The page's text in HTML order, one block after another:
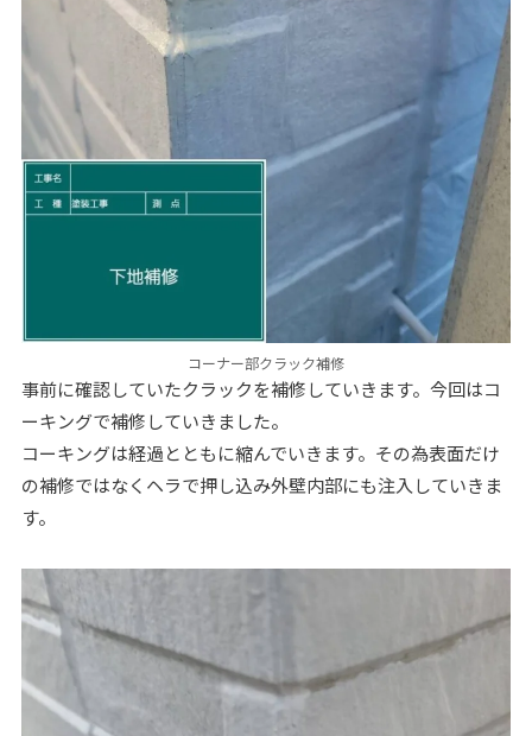
コーナー部クラック補修
事前に確認していたクラックを補修していきます。今回はコ
ーキングで補修していきました。
コーキングは経過とともに縮んでいきます。その為表面だけ
の補修ではなくヘラで押し込み外壁内部にも注入していきま
す。